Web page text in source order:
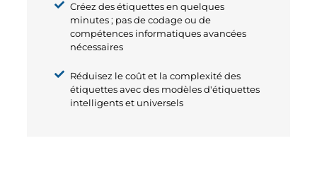
Créez des étiquettes en quelques
minutes ; pas de codage ou de
compétences informatiques avancées
nécessaires
Réduisez le coût et la complexité des
étiquettes avec des modèles d'étiquettes
intelligents et universels